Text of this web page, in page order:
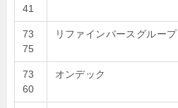
41
73
75
リファインバースグループ
73
60
オンデック